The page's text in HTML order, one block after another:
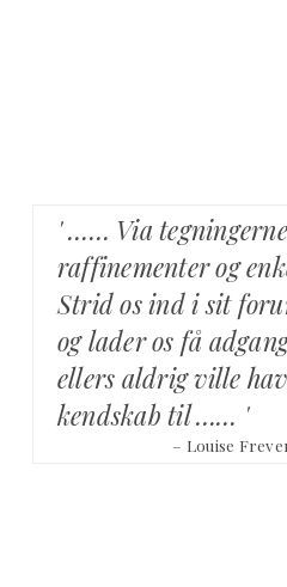
' …… Via
raffinementer og
Strid os ind i sit
og lader os få
ellers aldrig ville
kendskab til …… '
– Louise